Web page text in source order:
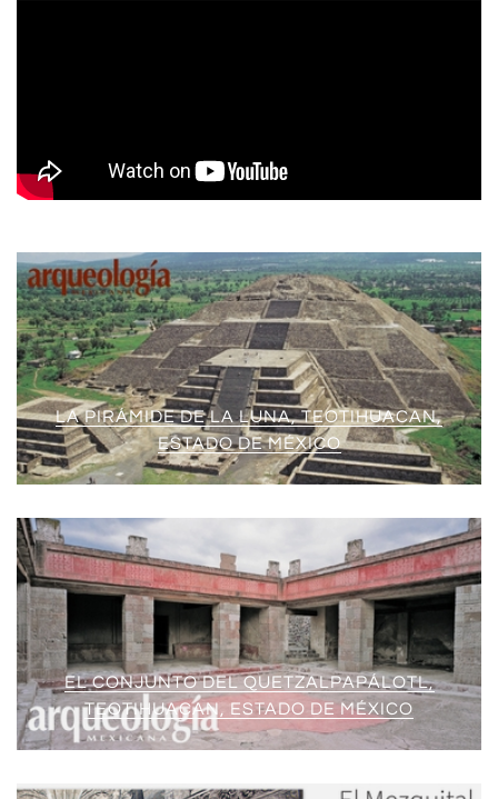
LA PIRÁMIDE DE LA LUNA, TEOTIHUACAN,
ESTADO DE MÉXICO
EL CONJUNTO DEL QUETZALPAPÁLOTL,
TEOTIHUACAN, ESTADO DE MÉXICO